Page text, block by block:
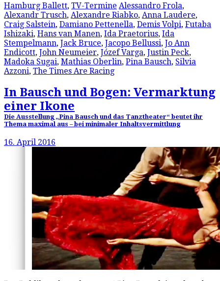
Hamburg Ballett, TV-Termine Alessandro Frola,
Alexandr Trusch, Alexandre Riabko, Anna Laudere,
Craig Salstein, Damiano Pettenella, Demis Volpi, Futaba
Ishizaki, Hans van Manen, Ida Praetorius, Ida
Stempelmann, Jack Bruce, Jacopo Bellussi, Jo Ann
Endicott, John Neumeier, Józef Varga, Justin Peck,
Madoka Sugai, Mathias Oberlin, Pina Bausch, Silvia
Azzoni, The Times Are Racing
In Bausch und Bogen: Vermarktung
einer Ikone
Die Ausstellung „Pina Bausch und das Tanztheater“ beutet ihr
Thema maximal aus – bei minimaler Inhaltsvermittlung
16. April 2016